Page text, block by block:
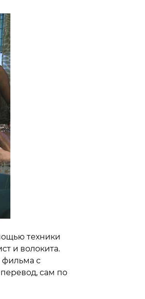
техники
и волокита.
фильма с
сам по